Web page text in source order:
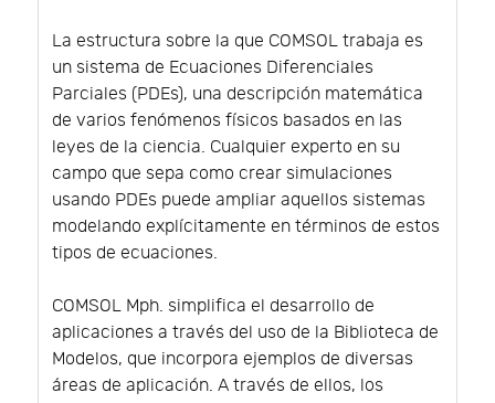
La estructura sobre la que COMSOL trabaja es
un sistema de Ecuaciones Diferenciales
Parciales (PDEs), una descripción matemática
de varios fenómenos físicos basados en las
leyes de la ciencia. Cualquier experto en su
campo que sepa como crear simulaciones
usando PDEs puede ampliar aquellos sistemas
modelando explícitamente en términos de estos
tipos de ecuaciones.
COMSOL Mph. simplifica el desarrollo de
aplicaciones a través del uso de la Biblioteca de
Modelos, que incorpora ejemplos de diversas
áreas de aplicación. A través de ellos, los